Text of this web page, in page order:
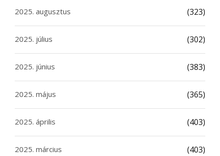
2025. augusztus (323)
2025. július (302)
2025. június (383)
2025. május (365)
2025. április (403)
2025. március (403)